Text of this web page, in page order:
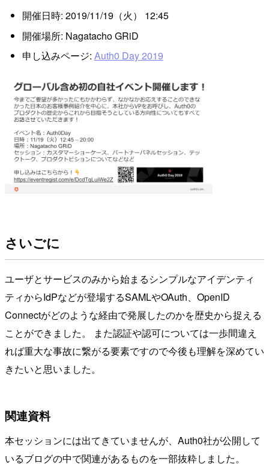
開催日時: 2019/11/19（火） 12:45
開催場所: Nagatacho GRiD
申し込みページ: Auth0 Day 2019
さいごに
ユーザとサービスのみから始まるシンプルなアイデンティ
ティからIdPなどが登場するSAMLやOAuth、OpenID
Connectがどのような経由で発展したのかを歴史から捉える
ことができました。 また認証や認可については一歩間違え
れば重大な事故に繋がる要素ですので今後も理解を深めてい
きたいと思いました。
関連資料
本セッションには出てきていませんが、Auth0社が公開して
いるブログの中で関連があるものを一部抜粋しました。